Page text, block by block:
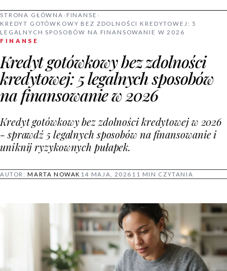
STRONA GŁÓWNA › FINANSE ›
KREDYT GOTÓWKOWY BEZ ZDOLNOŚCI KREDYTOWEJ: 5
LEGALNYCH SPOSOBÓW NA FINANSOWANIE W 2026
FINANSE
Kredyt gotówkowy bez zdolności
kredytowej: 5 legalnych sposobów
na finansowanie w 2026
Kredyt gotówkowy bez zdolności kredytowej w 2026
- sprawdź 5 legalnych sposobów na finansowanie i
uniknij ryzykownych pułapek.
AUTOR:MARTA NOWAK 14 MAJA, 2026 11 MIN CZYTANIA